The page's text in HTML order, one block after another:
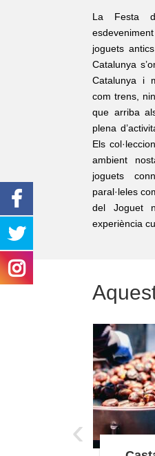
La Festa
joguets
Catalunya
Catalunya i
com trens,
que arriba
plena
Els
ambient
joguets
paral·leles
del Joguet
experiència
‹